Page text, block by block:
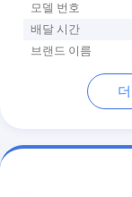
모델 번호
배달 시간
브랜드 이름